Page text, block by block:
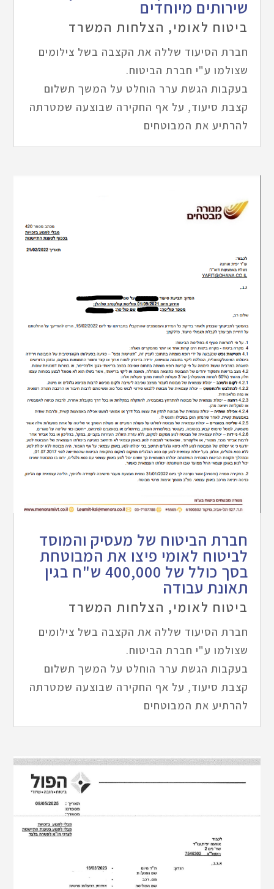
שירותים מיוחדים
ביטוח לאומי, הצלחות המשרד
חברת הסיעוד שללה את הקצבה בשל צילומים
שצולמו ע"י חברת הביטוח.
בעקבות הגשת ערר הוחלט על המשך תשלום
קצבת סיעוד, על אף החקירה שבוצעה שמטרתה
להרתיע את המבוטחים
חברת הביטוח של מעסיק והמוסד
לביטוח לאומי פיצו את המבוטחת
בסך כולל של 400,000 ש"ח בגין
תאונת עבודה
ביטוח לאומי, הצלחות המשרד
חברת הסיעוד שללה את הקצבה בשל צילומים
שצולמו ע"י חברת הביטוח.
בעקבות הגשת ערר הוחלט על המשך תשלום
קצבת סיעוד, על אף החקירה שבוצעה שמטרתה
להרתיע את המבוטחים